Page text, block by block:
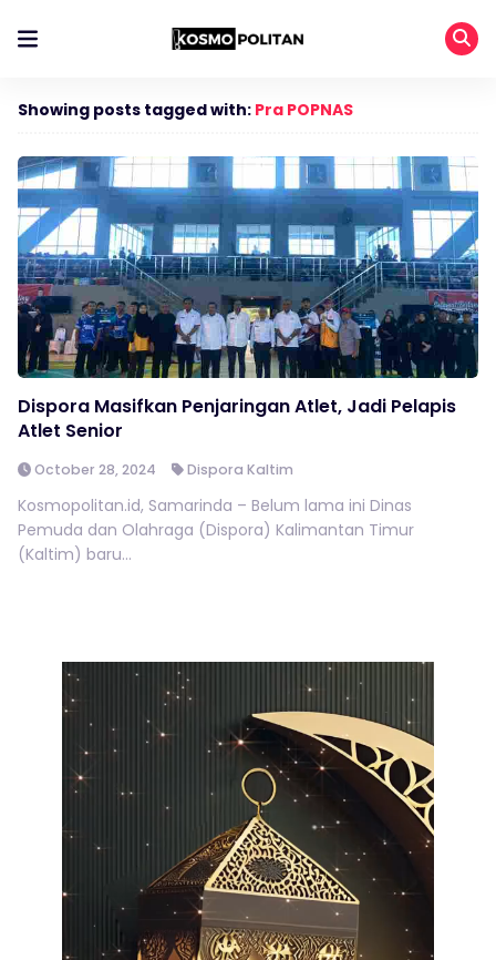
Showing posts tagged with: Pra POPNAS
Dispora Masifkan Penjaringan Atlet, Jadi Pelapis
Atlet Senior
October 28, 2024 Dispora Kaltim
Kosmopolitan.id, Samarinda – Belum lama ini Dinas
Pemuda dan Olahraga (Dispora) Kalimantan Timur
(Kaltim) baru...